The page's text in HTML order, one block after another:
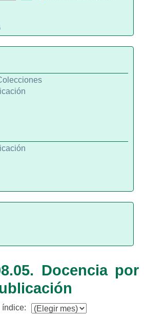
Docencia por
índice: